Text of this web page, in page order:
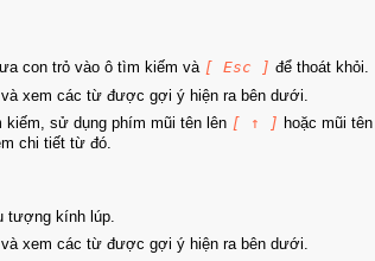
con trỏ vào ô tìm kiếm và [ Esc ] để thoát khỏi.
xem các từ được gợi ý hiện ra bên dưới.
kiếm, sử dụng phím mũi tên lên [ ↑ ] hoặc mũi
chi tiết từ đó.
tượng kính lúp.
xem các từ được gợi ý hiện ra bên dưới.